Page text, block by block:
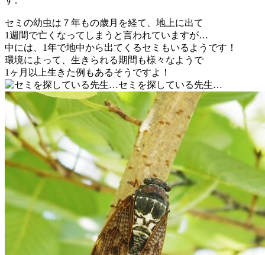
セミの幼虫は７年もの歳月を経て、地上に出て
1週間で亡くなってしまうと言われていますが…
中には、1年で地中から出てくるセミもいるようです！
環境によって、生きられる期間も様々なようで
1ヶ月以上生きた例もあるそうですよ！
セミを探している先生…